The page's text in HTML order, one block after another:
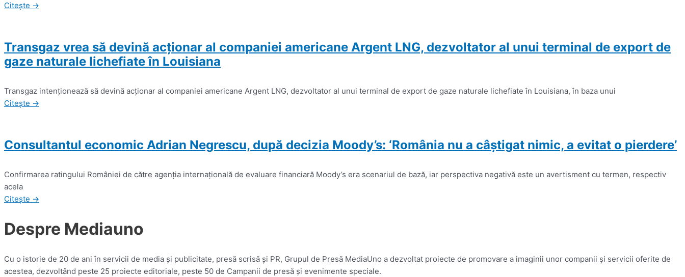
Citește →
Transgaz vrea să devină acţionar al companiei americane Argent LNG, dezvoltator al unui terminal de export de
gaze naturale lichefiate în Louisiana
Transgaz intenţionează să devină acţionar al companiei americane Argent LNG, dezvoltator al unui terminal de export de gaze naturale lichefiate în Louisiana, în baza unui
Citește →
Consultantul economic Adrian Negrescu, după decizia Moody’s: ‘România nu a câştigat nimic, a evitat o pierdere’
Confirmarea ratingului României de către agenţia internaţională de evaluare financiară Moody’s era scenariul de bază, iar perspectiva negativă este un avertisment cu termen, respectiv
acela
Citește →
Despre Mediauno
Cu o istorie de 20 de ani în servicii de media și publicitate, presă scrisă și PR, Grupul de Presă MediaUno a dezvoltat proiecte de promovare a imaginii unor companii și servicii oferite de
acestea, dezvoltând peste 25 proiecte editoriale, peste 50 de Campanii de presă și evenimente speciale.